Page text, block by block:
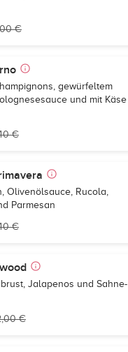
€
gewürfeltem
und mit Käse
€
Olivenölsauce, Rucola,
Parmesan
€
Jalapenos und Sahne-
€